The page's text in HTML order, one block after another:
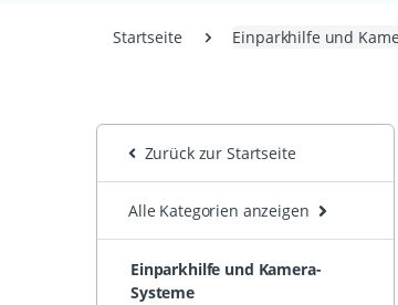
Startseite Einparkhilfe und
Zurück zur Startseite
Alle Kategorien anzeigen
Einparkhilfe und Kamera-
Systeme